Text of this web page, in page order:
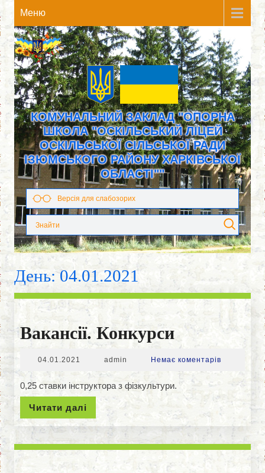
Meню
КОМУНАЛЬНИЙ ЗАКЛАД "ОПОРНА
ШКОЛА "ОСКІЛЬСЬКИЙ ЛІЦЕЙ
ОСКІЛЬСЬКОЇ СІЛЬСЬКОЇ РАДИ
ІЗЮМСЬКОГО РАЙОНУ ХАРКІВСЬКОЇ
ОБЛАСТІ""
Версія для слабозорих
День:04.01.2021
Вакансії. КонкурсиВакансії.
Конкурси
04.01.2021 04.01.2021
admin Немає коментарів
0,25 ставки інструктора з фізкультури.
Читати далі
далі